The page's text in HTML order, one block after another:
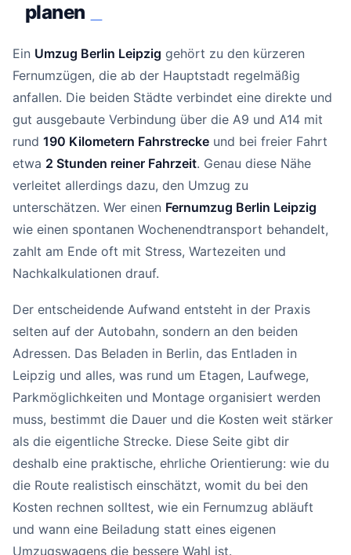
planen
Ein Umzug Berlin Leipzig gehört zu den kürzeren
Fernumzügen, die ab der Hauptstadt regelmäßig
anfallen. Die beiden Städte verbindet eine direkte und
gut ausgebaute Verbindung über die A9 und A14 mit
rund 190 Kilometern Fahrstrecke und bei freier Fahrt
etwa 2 Stunden reiner Fahrzeit. Genau diese Nähe
verleitet allerdings dazu, den Umzug zu
unterschätzen. Wer einen Fernumzug Berlin Leipzig
wie einen spontanen Wochenendtransport behandelt,
zahlt am Ende oft mit Stress, Wartezeiten und
Nachkalkulationen drauf.
Der entscheidende Aufwand entsteht in der Praxis
selten auf der Autobahn, sondern an den beiden
Adressen. Das Beladen in Berlin, das Entladen in
Leipzig und alles, was rund um Etagen, Laufwege,
Parkmöglichkeiten und Montage organisiert werden
muss, bestimmt die Dauer und die Kosten weit stärker
als die eigentliche Strecke. Diese Seite gibt dir
deshalb eine praktische, ehrliche Orientierung: wie du
die Route realistisch einschätzt, womit du bei den
Kosten rechnen solltest, wie ein Fernumzug abläuft
und wann eine Beiladung statt eines eigenen
Umzugswagens die bessere Wahl ist.